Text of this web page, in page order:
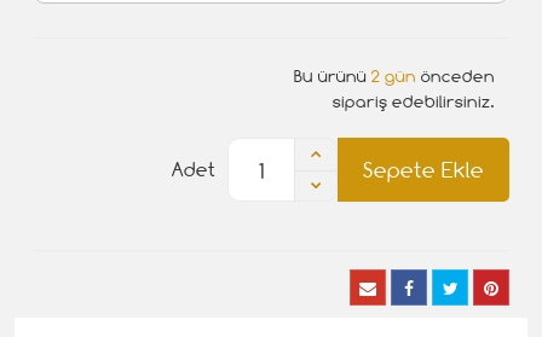
Bu ürünü 2 gün önceden
sipariş edebilirsiniz.
Sepete Ekle
Adet